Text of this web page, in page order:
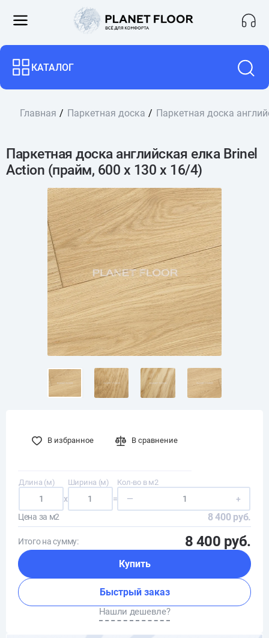
КАТАЛОГ
Главная Паркетная доска Паркетная доска
Паркетная доска английская елка Brinel
Action (прайм, 600 х 130 х 16/4)
В избранное В сравнение
Длина (м)
x
Ширина (м)
=
Кол-во в м2
—
+
Цена за м2
8 400 руб.
Итого на сумму: 8 400 руб.
Купить
Быстрый заказ
Нашли дешевле?